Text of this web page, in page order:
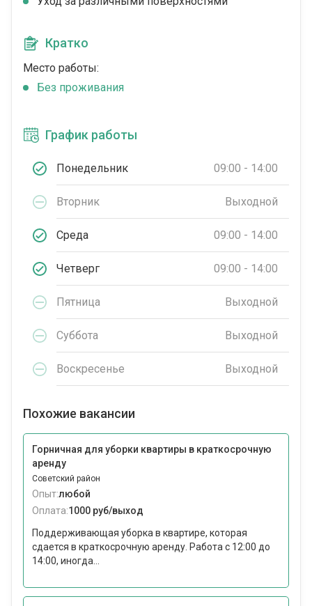
Кратко
Место работы:
Без проживания
График работы
Понедельник 09:00 - 14:00
Вторник Выходной
Среда 09:00 - 14:00
Четверг 09:00 - 14:00
Пятница Выходной
Суббота Выходной
Воскресенье Выходной
Похожие вакансии
Горничная для уборки квартиры в краткосрочную
аренду
Советский район
Опыт:любой
Оплата:1000 руб/выход
Поддерживающая уборка в квартире, которая
сдается в краткосрочную аренду. Работа с 12:00 до
14:00, иногда...